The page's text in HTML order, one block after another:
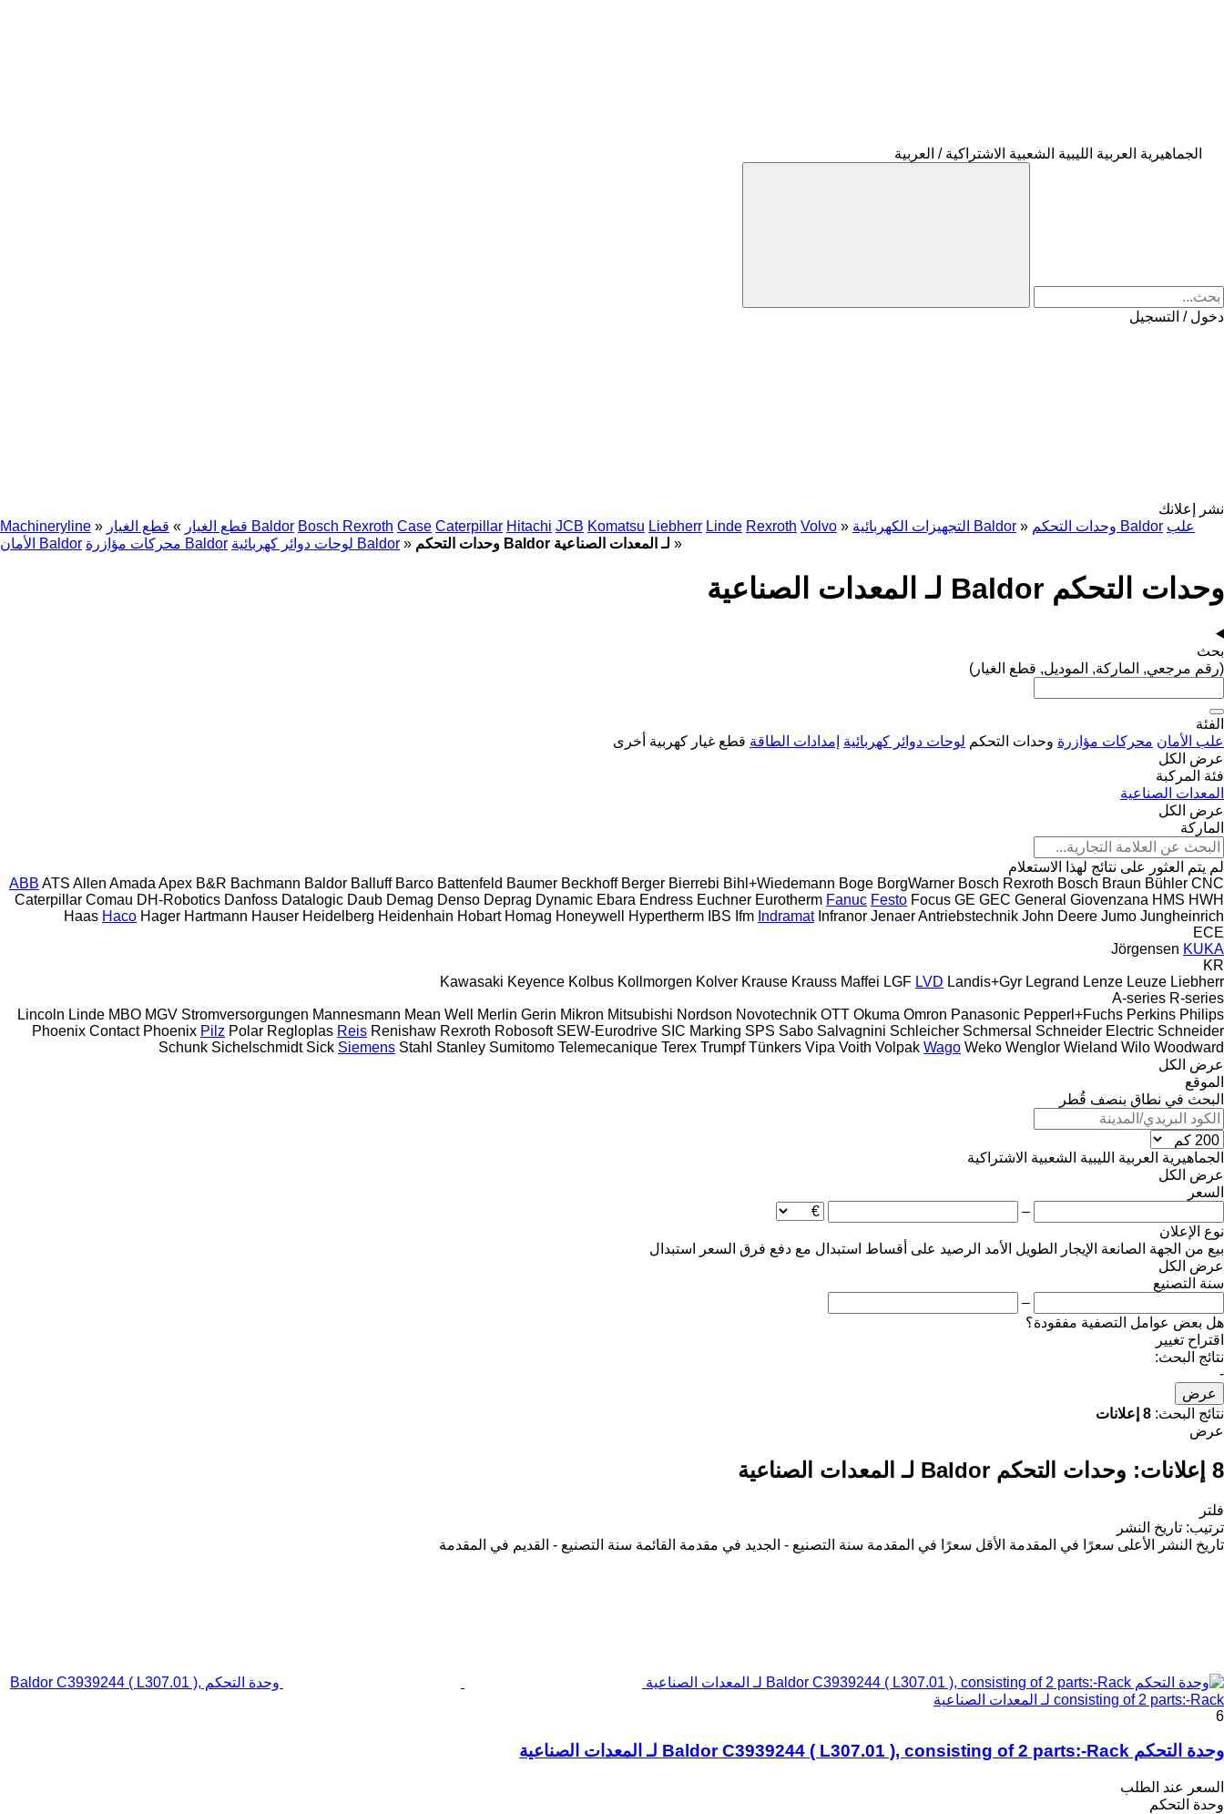
الجماهيرية العربية الليبية الشعبية الاشتراكية / العربية
دخول / التسجيل
نشر إعلانك
Machineryline » قطع الغيار » قطع الغيار Baldor Bosch Rexroth Case Caterpillar Hitachi JCB Komatsu Liebherr Linde Rexroth Volvo » التجهيزات الكهربائية Baldor » وحدات التحكم Baldor علب
الأمان Baldor
محركات مؤازرة Baldor لوحات دوائر كهربائية Baldor » وحدات التحكم Baldor لـ المعدات الصناعية »
وحدات التحكم Baldor لـ المعدات الصناعية
بحث
(رقم مرجعي, الماركة, الموديل, قطع الغيار)
الفئة
علب الأمان محركات مؤازرة وحدات التحكم لوحات دوائر كهربائية إمدادات الطاقة قطع غيار كهربية أخرى
عرض الكل
فئة المركبة
المعدات الصناعية
عرض الكل
الماركة
لم يتم العثور على نتائج لهذا الاستعلام
ABB ATS Allen Amada Apex B&R Bachmann Baldor Balluff Barco Battenfeld Baumer Beckhoff Berger Bierrebi Bihl+Wiedemann Boge BorgWarner Bosch Rexroth Bosch Braun Bühler CNC
Caterpillar Comau DH-Robotics Danfoss Datalogic Daub Demag Denso Deprag Dynamic Ebara Endress Euchner Eurotherm Fanuc Festo Focus GE GEC General Giovenzana HMS HWH
Haas Haco Hager Hartmann Hauser Heidelberg Heidenhain Hobart Homag Honeywell Hypertherm IBS Ifm Indramat Infranor Jenaer Antriebstechnik John Deere Jumo Jungheinrich
ECE
Jörgensen KUKA
KR
Kawasaki Keyence Kolbus Kollmorgen Kolver Krause Krauss Maffei LGF LVD Landis+Gyr Legrand Lenze Leuze Liebherr
A-series R-series
Lincoln Linde MBO MGV Stromversorgungen Mannesmann Mean Well Merlin Gerin Mikron Mitsubishi Nordson Novotechnik OTT Okuma Omron Panasonic Pepperl+Fuchs Perkins Philips
Phoenix Contact Phoenix Pilz Polar Regloplas Reis Renishaw Rexroth Robosoft SEW-Eurodrive SIC Marking SPS Sabo Salvagnini Schleicher Schmersal Schneider Electric Schneider
Schunk Sichelschmidt Sick Siemens Stahl Stanley Sumitomo Telemecanique Terex Trumpf Tünkers Vipa Voith Volpak Wago Weko Wenglor Wieland Wilo Woodward
عرض الكل
الموقع
البحث في نطاق بنصف قُطر
الجماهيرية العربية الليبية الشعبية الاشتراكية
عرض الكل
السعر
–
نوع الإعلان
بيع من الجهة الصانعة الإيجار الطويل الأمد الرصيد على أقساط استبدال مع دفع فرق السعر
استبدال
عرض الكل
سنة التصنيع
–
هل بعض عوامل التصفية مفقودة؟
اقتراح تغيير
نتائج البحث:
-
عرض
نتائج البحث: 8 إعلانات
عرض
8 إعلانات: وحدات التحكم Baldor لـ المعدات الصناعية
فلتر
ترتيب: تاريخ النشر
تاريخ النشر
الأعلى سعرًا في المقدمة الأقل سعرًا في المقدمة سنة التصنيع - الجديد في مقدمة القائمة سنة التصنيع - القديم في المقدمة
وحدة التحكم Baldor C3939244 ( L307.01 ),
consisting of 2 parts:-Rack لـ المعدات الصناعية
6
وحدة التحكم Baldor C3939244 ( L307.01 ), consisting of 2 parts:-Rack لـ المعدات الصناعية
السعر عند الطلب
وحدة التحكم